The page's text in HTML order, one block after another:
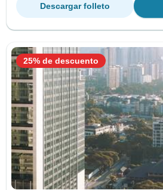
Descargar folleto
25% de descuento